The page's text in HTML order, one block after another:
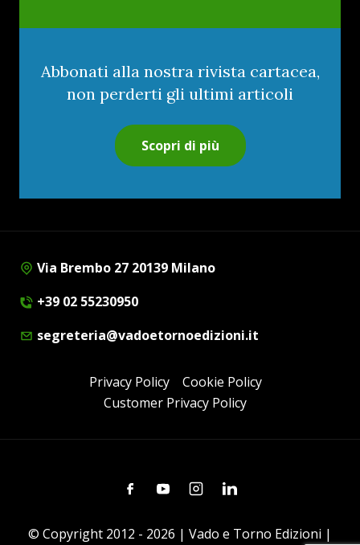
Abbonati alla nostra rivista cartacea,
non perderti gli ultimi articoli
Scopri di più
Via Brembo 27 20139 Milano
+39 02 55230950
segreteria@vadoetornoedizioni.it
Privacy Policy
Cookie Policy
Customer Privacy Policy
FacebookYoutubeInstagramLinkedin
© Copyright 2012 - 2026 | Vado e Torno Edizioni |